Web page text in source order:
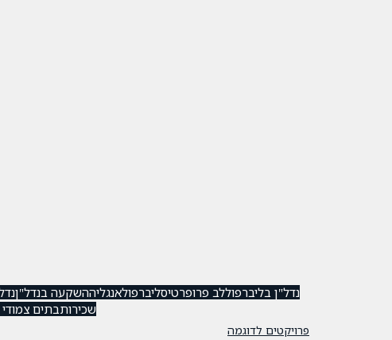
נדל"ן בליברפוללב פרופרטיסליברפולאנגליההשקעה בנדל"ן
שכירותבתים
פרויקטים לדוגמה